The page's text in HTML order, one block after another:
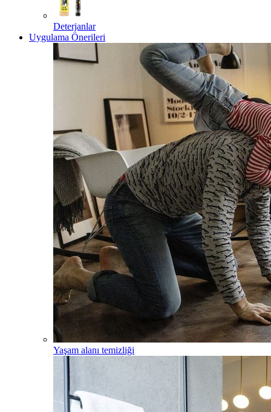
Deterjanlar
Uygulama Önerileri
Yaşam alanı temizliği